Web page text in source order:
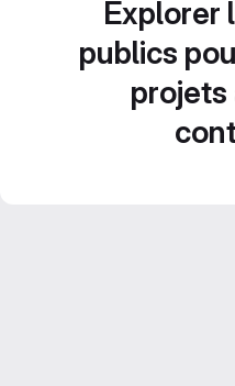
Explorer
publics
projets